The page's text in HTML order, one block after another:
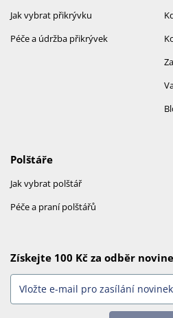
Jak vybrat přikrývku
Péče a údržba přikrývek
Polštáře
Jak vybrat polštář
Péče a praní polštářů
Získejte 100 Kč za odběr